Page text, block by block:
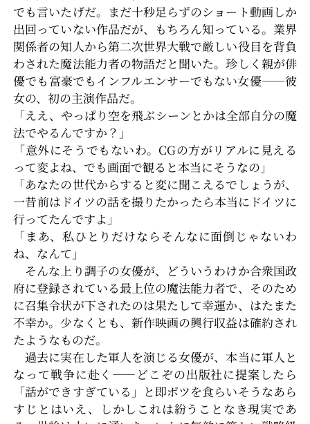
でも言いたげだ。まだ十秒足らずのショート動画しか
出回っていない作品だが、もちろん知っている。業界
関係者の知人から第二次世界大戦で厳しい役目を背負
わされた魔法能力者の物語だと聞いた。珍しく親が俳
優でも富豪でもインフルエンサーでもない女優――彼
女の、初の主演作品だ。
「ええ、やっぱり空を飛ぶシーンとかは全部自分の魔
法でやるんですか？」
「意外にそうでもないわ。CGの方がリアルに見える
って変よね、でも画面で観ると本当にそうなの」
「あなたの世代からすると変に聞こえるでしょうが、
一昔前はドイツの話を撮りたかったら本当にドイツに
行ってたんですよ」
「まあ、私ひとりだけならそんなに面倒じゃないわ
ね、なんて」
そんな上り調子の女優が、どういうわけか合衆国政
府に登録されている最上位の魔法能力者で、そのため
に召集令状が下されたのは果たして幸運か、はたまた
不幸か。少なくとも、新作映画の興行収益は確約され
たようなものだ。
過去に実在した軍人を演じる女優が、本当に軍人と
なって戦争に赴く――どこぞの出版社に提案したら
「話ができすぎている」と即ボツを食らいそうなあら
すじとはいえ、しかしこれは紛うことなき現実であ